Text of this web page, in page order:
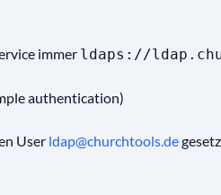
immer ldaps://
authentication)
User ldap@churchtools.de